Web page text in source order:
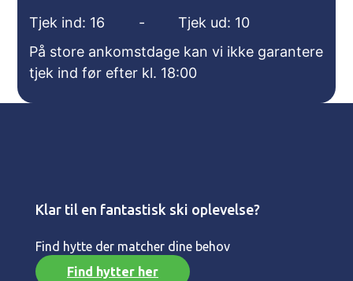
Tjek ind: 16 -
Tjek ud: 10
På store ankomstdage kan vi ikke garantere
tjek ind før efter kl. 18:00
Klar til en fantastisk ski oplevelse?
Find hytte der matcher dine behov
Find hytter her